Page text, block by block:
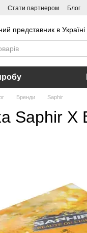
Стати партнером Блог
представник в Україні
Бренди Saphir
Saphir